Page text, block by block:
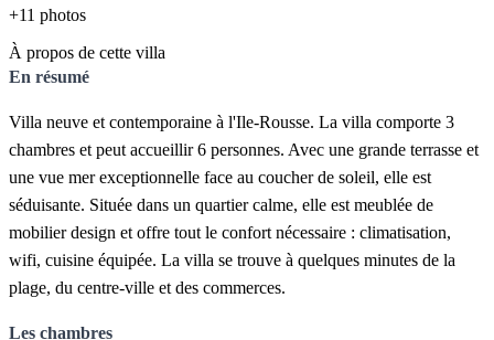
+11 photos
À propos de cette villa
En résumé
Villa neuve et contemporaine à l'Ile-Rousse. La villa comporte 3
chambres et peut accueillir 6 personnes. Avec une grande terrasse et
une vue mer exceptionnelle face au coucher de soleil, elle est
séduisante. Située dans un quartier calme, elle est meublée de
mobilier design et offre tout le confort nécessaire : climatisation,
wifi, cuisine équipée. La villa se trouve à quelques minutes de la
plage, du centre-ville et des commerces.
Les chambres